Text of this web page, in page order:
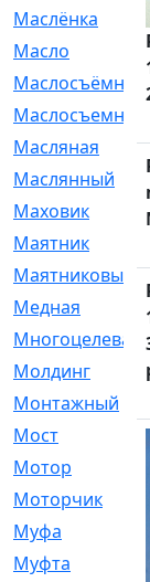
Маслёнка
Масло
Маслосъёмные
Маслосъемные
Масляная
Маслянный
Маховик
Маятник
Маятниковый
Медная
Многоцелевая
Молдинг
Монтажный
Мост
Мотор
Моторчик
Муфа
Муфта